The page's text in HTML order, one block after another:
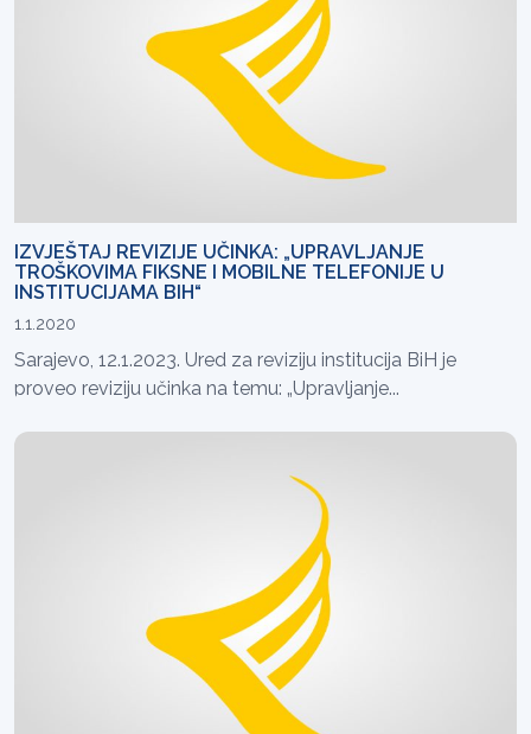
IZVJEŠTAJ REVIZIJE UČINKA: „UPRAVLJANJE
TROŠKOVIMA FIKSNE I MOBILNE TELEFONIJE U
INSTITUCIJAMA BIH“
1.1.2020
Sarajevo, 12.1.2023. Ured za reviziju institucija BiH je
proveo reviziju učinka na temu: „Upravljanje...